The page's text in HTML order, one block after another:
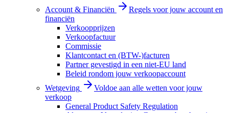
Account & Financiën
Regels voor jouw account en
financiën
Verkoopprijzen
Verkoopfactuur
Commissie
Klantcontact en (BTW-)facturen
Partner gevestigd in een niet-EU land
Beleid rondom jouw verkoopaccount
Wetgeving
Voldoe aan alle wetten voor jouw
verkoop
General Product Safety Regulation